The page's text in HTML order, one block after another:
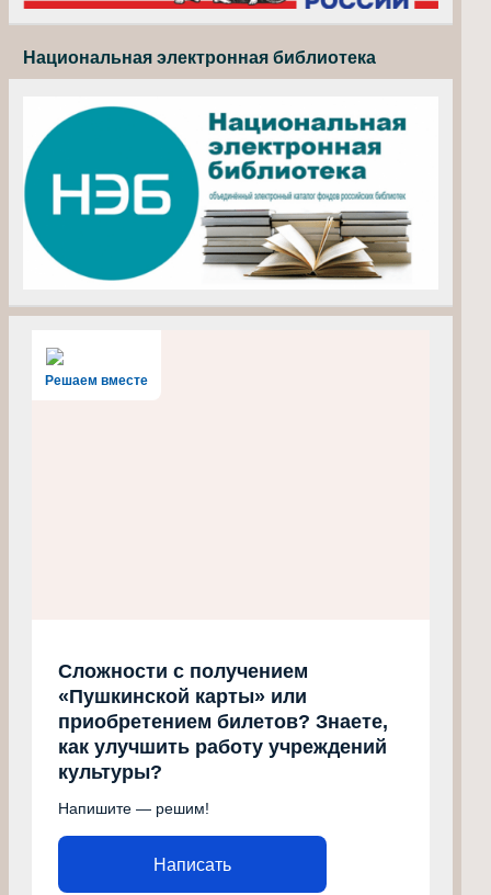
Национальная электронная библиотека
Решаем вместе
Сложности с получением
«Пушкинской карты» или
приобретением билетов? Знаете,
как улучшить работу учреждений
культуры?
Напишите — решим!
Написать